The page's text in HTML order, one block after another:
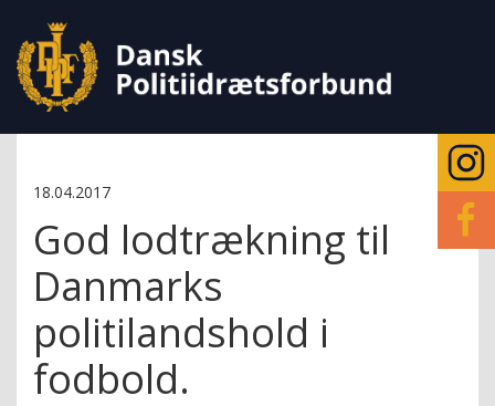
18.04.2017
God lodtrækning til
Danmarks
politilandshold i
fodbold.